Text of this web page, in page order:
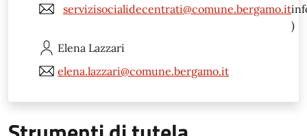
servizisocialidecentrati@comune.bergamo.it
)
Elena Lazzari
elena.lazzari@comune.bergamo.it